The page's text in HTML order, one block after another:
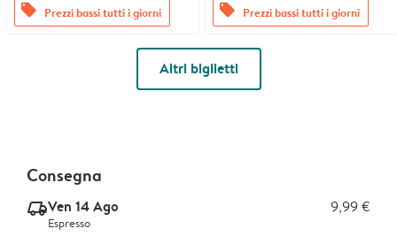
offers Prezzi bassi tutti i giorni offers Prezzi bassi tutti i giorni
Altri biglietti
Consegna
delivery_express_v2Ven 14 Ago 9,99 €
Espresso